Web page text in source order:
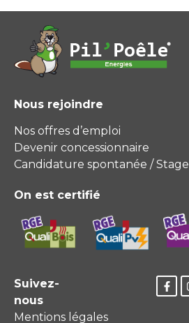
Nous rejoindre
Nos offres d’emploi
Devenir concessionnaire
Candidature spontanée / Stage
On est certifié
Suivez-
nous
Mentions légales